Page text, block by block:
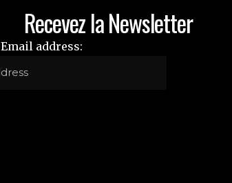
Recevez la Newsletter
Email address: